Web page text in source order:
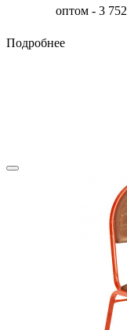
оптом - 3 752
Подробнее